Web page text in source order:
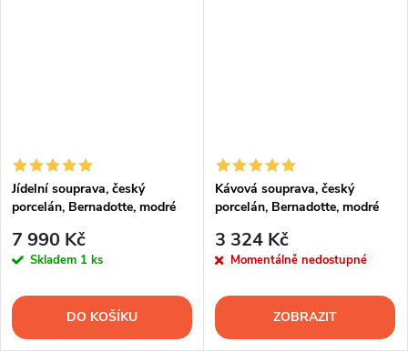
Jídelní souprava, český
porcelán, Bernadotte, modré
7 990 Kč
Skladem 1 ks
DO KOŠÍKU
Kávová souprava, český
porcelán, Bernadotte, modré
3 324 Kč
Momentálně nedostupné
ZOBRAZIT